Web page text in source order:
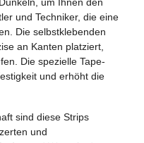
und Techniker, die eine
Die selbstklebenden
an Kanten platziert,
Die spezielle Tape-
und erhöht die
sind diese Strips
und